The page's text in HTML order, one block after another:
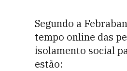
Segundo a
tempo online das
isolamento social
estão: